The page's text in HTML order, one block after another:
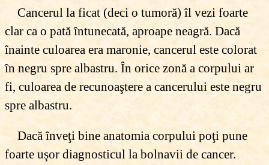
Cancerul la ficat (deci o tumoră) îl vezi foarte
clar ca o pată întunecată, aproape neagră. Dacă
înainte culoarea era maronie, cancerul este colorat
în negru spre albastru. În orice zonă a corpului ar
fi, culoarea de recunoaştere a cancerului este negru
spre albastru.
Dacă înveţi bine anatomia corpului poţi pune
foarte uşor diagnosticul la bolnavii de cancer.